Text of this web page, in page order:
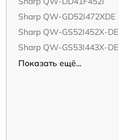
Sharp QW-GD52I472XDE
Sharp QW-GS52I452X-DE
Sharp QW-GS53I443X-DE
Показать ещё...